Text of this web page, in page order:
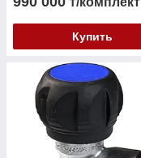
Купить